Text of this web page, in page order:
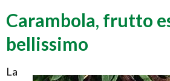
Carambola, frutto
bellissimo
La